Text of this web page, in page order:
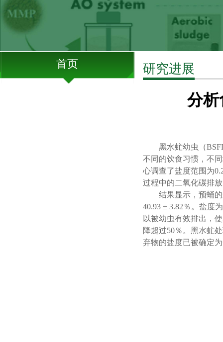
首页 研究进展
分析
黑水虻幼虫（
不同的饮食习惯，不
心调查了盐度范围为
过程中的二氧化碳排
结果显示，预蛹
40.93 ± 3.82 ％。盐度为
以被幼虫有效排出，
降超过50％。黑水虻
弃物的盐度已被确定